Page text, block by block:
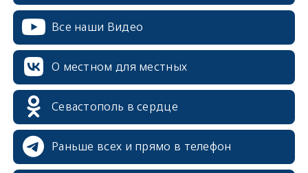
Все наши Видео
О местном для местных
Севастополь в сердце
Раньше всех и прямо в телефон